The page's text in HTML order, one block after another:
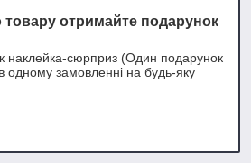
товару отримайте подарунок
наклейка-сюрприз (Один подарунок
одному замовленні на будь-яку